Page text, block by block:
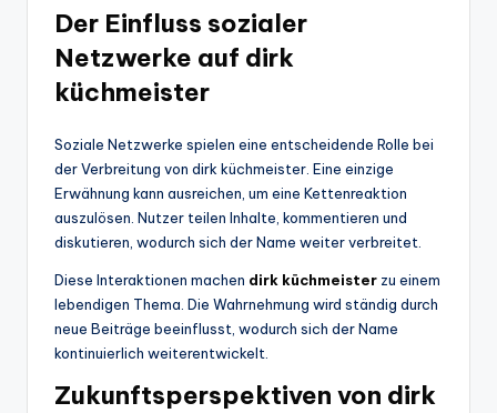
Der Einfluss sozialer
Netzwerke auf dirk
küchmeister
Soziale Netzwerke spielen eine entscheidende Rolle bei
der Verbreitung von dirk küchmeister. Eine einzige
Erwähnung kann ausreichen, um eine Kettenreaktion
auszulösen. Nutzer teilen Inhalte, kommentieren und
diskutieren, wodurch sich der Name weiter verbreitet.
Diese Interaktionen machen dirk küchmeister zu einem
lebendigen Thema. Die Wahrnehmung wird ständig durch
neue Beiträge beeinflusst, wodurch sich der Name
kontinuierlich weiterentwickelt.
Zukunftsperspektiven von dirk